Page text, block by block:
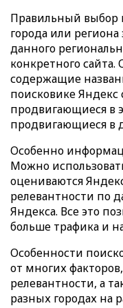
Правильный выбор
города или
данного
конкретного сайта.
содержащие
поисковике Яндекс
продвигающиеся в
продвигающиеся в
Особенно
Можно
оцениваются
релевантности по
Яндекса. Все это
больше трафика и
Особенности
от многих
релевантности, а
разных городах на